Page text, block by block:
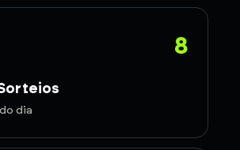
8
dia